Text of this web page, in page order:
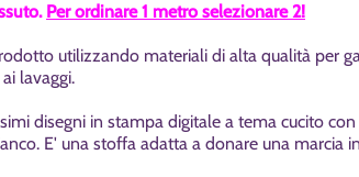
Per ordinare 1 metro selezionare 2!
utilizzando materiali di alta qualità per
lavaggi.
disegni in stampa digitale a tema cucito
E' una stoffa adatta a donare una marcia